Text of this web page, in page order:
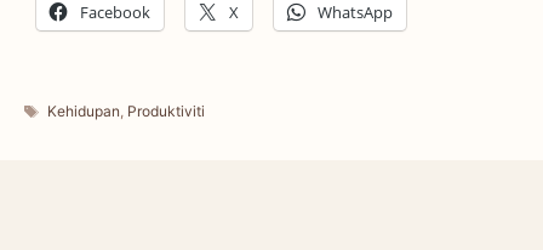
Facebook X WhatsApp
Tags
Kehidupan, Produktiviti